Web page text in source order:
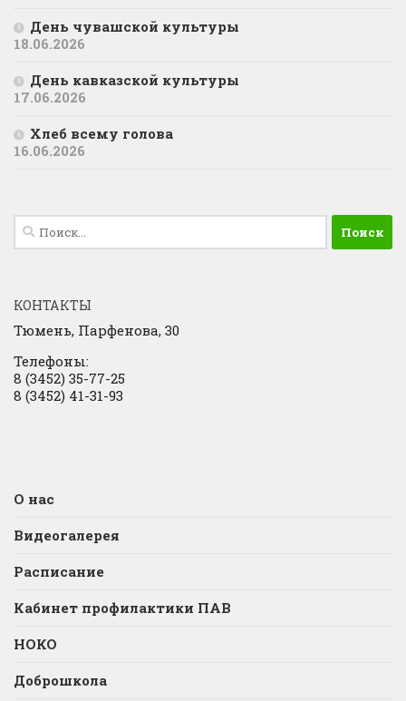
День чувашской культуры
18.06.2026
День кавказской культуры
17.06.2026
Хлеб всему голова
16.06.2026
Найти:
КОНТАКТЫ
Тюмень, Парфенова, 30
Телефоны:
8 (3452) 35-77-25
8 (3452) 41-31-93
О нас
Видеогалерея
Расписание
Кабинет профилактики ПАВ
НОКО
Доброшкола